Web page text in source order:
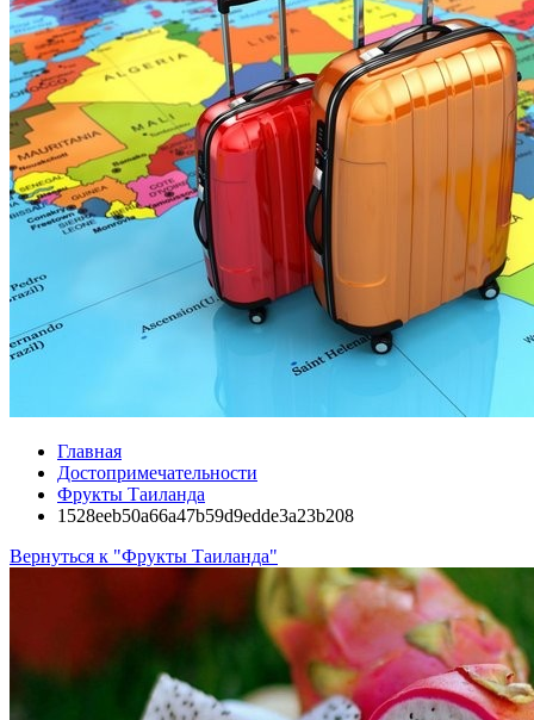
Главная
Достопримечательности
Фрукты Таиланда
1528eeb50a66a47b59d9edde3a23b208
Вернуться к "Фрукты Таиланда"